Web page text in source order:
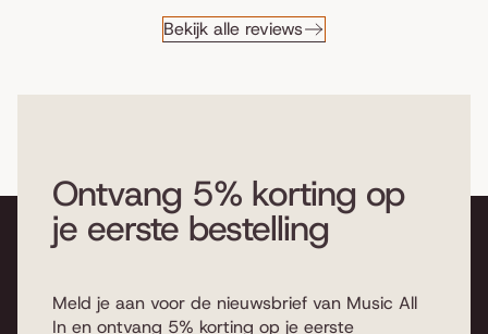
Bekijk alle reviews
Ontvang 5% korting op
je eerste bestelling
Meld je aan voor de nieuwsbrief van Music All
In en ontvang 5% korting op je eerste